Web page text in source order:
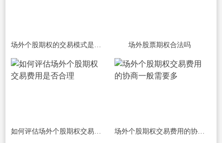
场外个股期权的交易模式是怎样的？ 场外股票期权合法吗
如何评估场外个股期权交易费用是否合理 场外个股期权交易费用的协商一般需要多